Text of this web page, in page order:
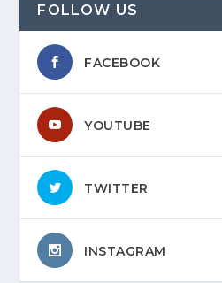
FOLLOW US
FACEBOOK
YOUTUBE
TWITTER
INSTAGRAM